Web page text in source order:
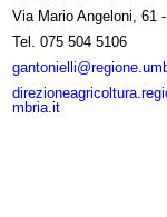
Via Mario Angeloni, 61
Tel.
075 504 5106
mbria.it